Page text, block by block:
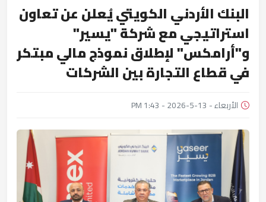
البنك الأردني الكويتي يُعلن عن تعاون
استراتيجي مع شركة "يسير"
و"أرامكس" لإطلاق نموذج مالي مبتكر
في قطاع التجارة بين الشركات
الأربعاء - 13-5-2026 - 1:43 PM